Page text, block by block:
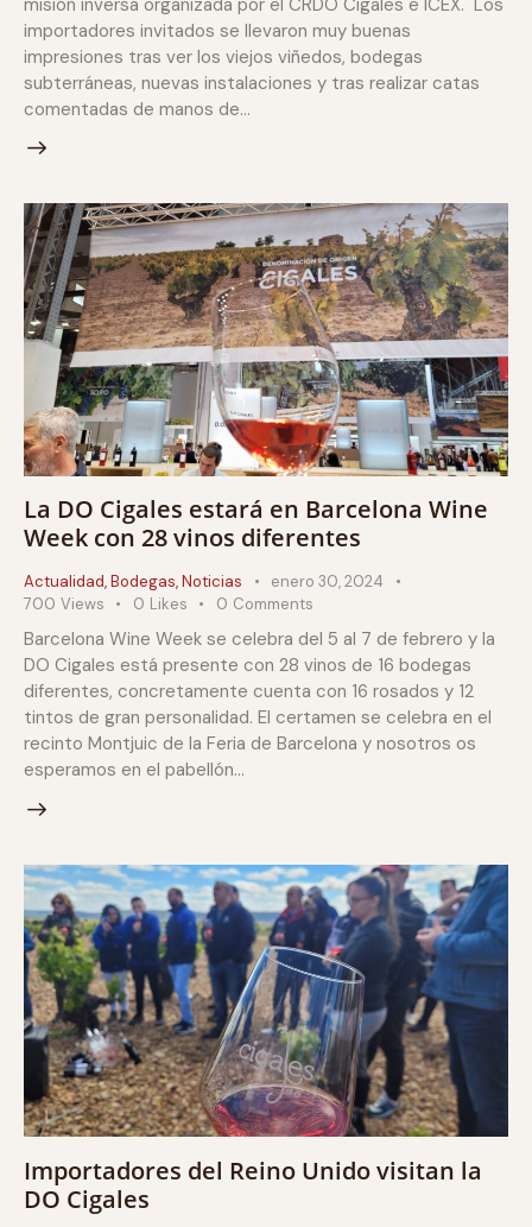
importadores invitados se llevaron muy buenas
impresiones tras ver los viejos viñedos, bodegas
subterráneas, nuevas instalaciones y tras realizar catas
comentadas de manos de…
La DO Cigales estará en Barcelona Wine
Week con 28 vinos diferentes
Actualidad,Bodegas,Noticias
enero 30, 2024
700 Views 0 Likes 0 Comments
Barcelona Wine Week se celebra del 5 al 7 de febrero y la
DO Cigales está presente con 28 vinos de 16 bodegas
diferentes, concretamente cuenta con 16 rosados y 12
tintos de gran personalidad. El certamen se celebra en el
recinto Montjuic de la Feria de Barcelona y nosotros os
esperamos en el pabellón…
Importadores del Reino Unido visitan la
DO Cigales